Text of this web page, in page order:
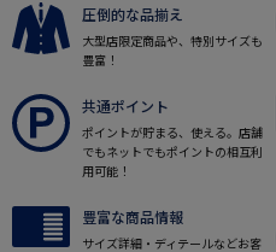
圧倒的な品揃え
大型店限定商品や、特別サイズも
豊富！
共通ポイント
ポイントが貯まる、使える。店舗
でもネットでもポイントの相互利
用可能！
豊富な商品情報
サイズ詳細・ディテールなどお客